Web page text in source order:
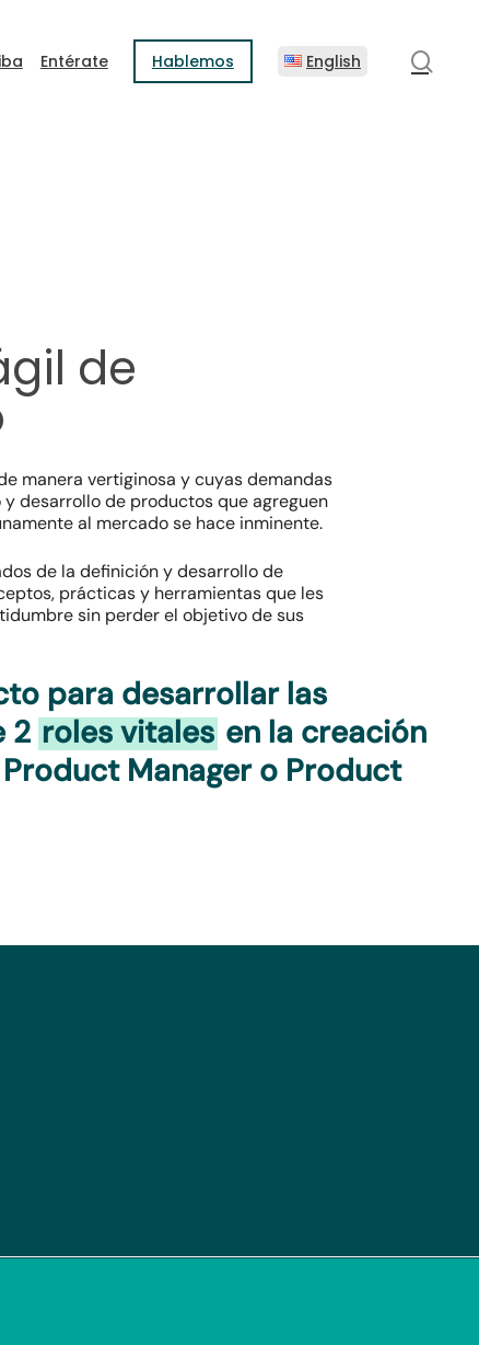
Entérate Hablemos English
de
manera vertiginosa y cuyas demandas
desarrollo de productos que agreguen
al mercado se hace inminente.
de la definición y desarrollo de
prácticas y herramientas que les
sin perder el objetivo de sus
para desarrollar las
2 roles vitales en la creación
Manager o Product